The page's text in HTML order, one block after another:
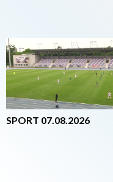
2026-08-07
SPORT 07.08.2026